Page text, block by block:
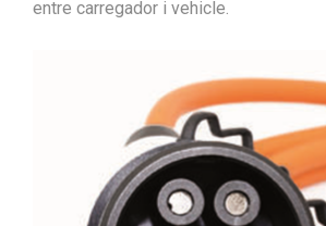
entre carregador i vehicle.